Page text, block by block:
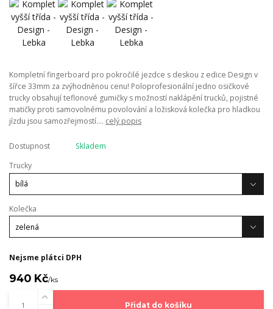
Kompletní fingerboard pro pokročilé jezdce s deskou z edice Design v
šířce 33mm za zvýhodněnou cenu! Poloprofesionální jedno osičkové
trucky obsahují teflonové gumičky s možností naklápění trucků, pojistné
matičky proti samovolnému povolování a ložisková kolečka pro hladkou
jízdu jsou samozřejmostí.... celý popis
Dostupnost
Skladem
Trucky
Kolečka
Nejsme plátci DPH
940 Kč/ks
Přidat do košíku